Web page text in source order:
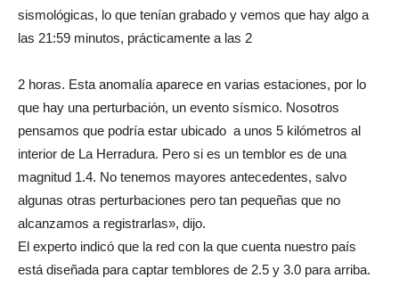
sismológicas, lo que tenían grabado y vemos que hay algo a
las 21:59 minutos, prácticamente a las 2
2 horas. Esta anomalía aparece en varias estaciones, por lo
que hay una perturbación, un evento sísmico. Nosotros
pensamos que podría estar ubicado a unos 5 kilómetros al
interior de La Herradura. Pero si es un temblor es de una
magnitud 1.4. No tenemos mayores antecedentes, salvo
algunas otras perturbaciones pero tan pequeñas que no
alcanzamos a registrarlas», dijo.
El experto indicó que la red con la que cuenta nuestro país
está diseñada para captar temblores de 2.5 y 3.0 para arriba.